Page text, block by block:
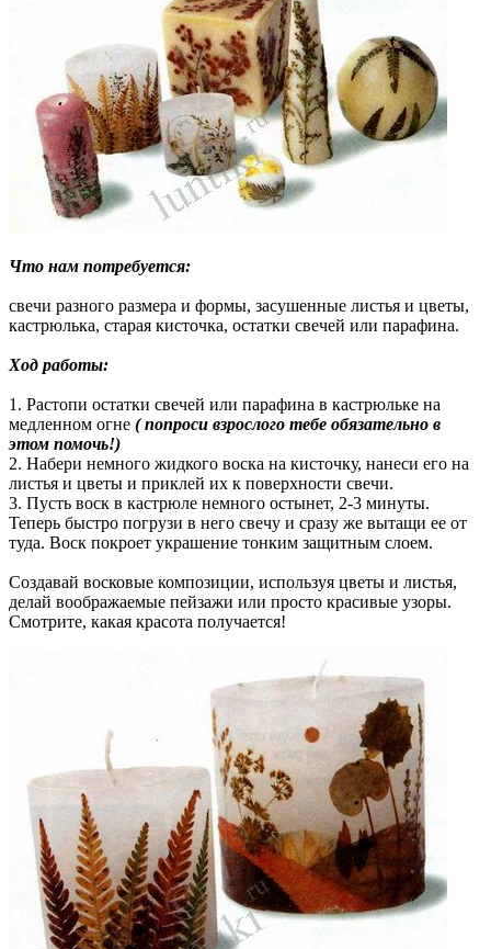
Что нам потребуется:
свечи разного размера и формы, засушенные листья и цветы,
кастрюлька, старая кисточка, остатки свечей или парафина.
Ход работы:
1. Растопи остатки свечей или парафина в кастрюльке на
медленном огне ( попроси взрослого тебе обязательно в
этом помочь!)
2. Набери немного жидкого воска на кисточку, нанеси его на
листья и цветы и приклей их к поверхности свечи.
3. Пусть воск в кастрюле немного остынет, 2-3 минуты.
Теперь быстро погрузи в него свечу и сразу же вытащи ее от
туда. Воск покроет украшение тонким защитным слоем.
Создавай восковые композиции, используя цветы и листья,
делай воображаемые пейзажи или просто красивые узоры.
Смотрите, какая красота получается!